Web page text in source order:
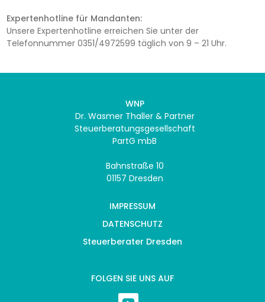
Expertenhotline für Mandanten:
Unsere Expertenhotline erreichen Sie unter der
Telefonnummer 0351/4972599 täglich von 9 – 21 Uhr.
WNP
Dr. Wasmer Thaller & Partner
Steuerberatungsgesellschaft
PartG mbB
Bahnstraße 10
01157 Dresden
IMPRESSUM
DATENSCHUTZ
Steuerberater Dresden
FOLGEN SIE UNS AUF